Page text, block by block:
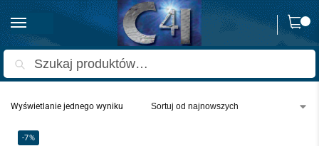
0
Strona główna Produkty oznaczone “mobilny tuner dvb-t2”
Wyświetlanie jednego wyniku
-7%